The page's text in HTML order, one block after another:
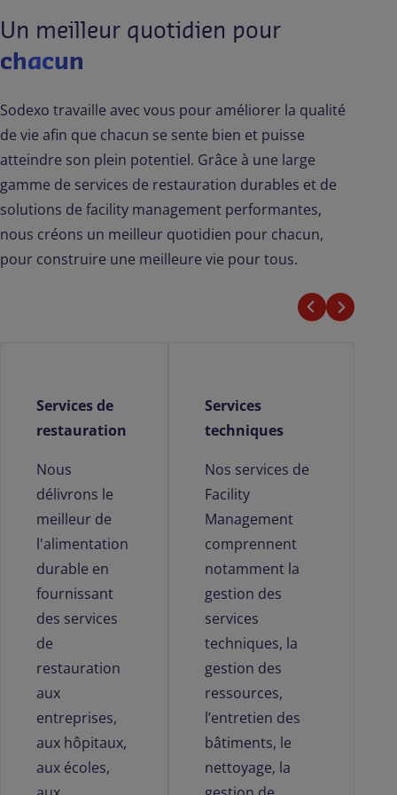
Un meilleur quotidien pour
chacun
Sodexo travaille avec vous pour améliorer la qualité
de vie afin que chacun se sente bien et puisse
atteindre son plein potentiel. Grâce à une large
gamme de services de restauration durables et de
solutions de facility management performantes,
nous créons un meilleur quotidien pour chacun,
pour construire une meilleure vie pour tous.
Services de
restauration
Nous
délivrons le
meilleur de
l'alimentation
durable en
fournissant
des services
de
restauration
aux
entreprises,
aux hôpitaux,
aux écoles,
Services
techniques
Nos services de
Facility
Management
comprennent
notamment la
gestion des
services
techniques, la
gestion des
ressources,
l’entretien des
bâtiments, le
nettoyage, la